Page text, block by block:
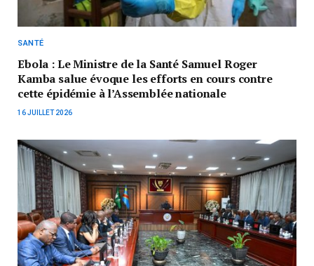
SANTÉ
Ebola : Le Ministre de la Santé Samuel Roger
Kamba salue évoque les efforts en cours contre
cette épidémie à l’Assemblée nationale
16 JUILLET 2026